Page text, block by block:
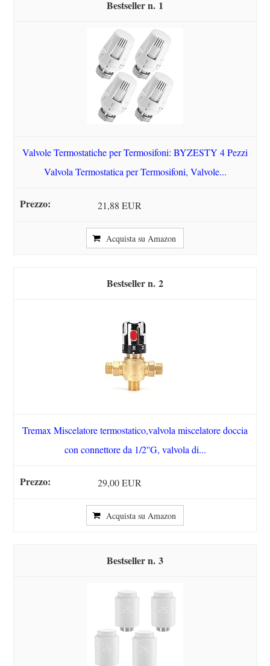
1
Valvole Termostatiche per Termosifoni: BYZESTY 4 Pezzi
Valvola Termostatica per Termosifoni, Valvole...
21,88 EUR
Acquista su Amazon
2
Tremax Miscelatore termostatico,valvola miscelatore doccia
con connettore da 1/2''G, valvola di...
29,00 EUR
Acquista su Amazon
3